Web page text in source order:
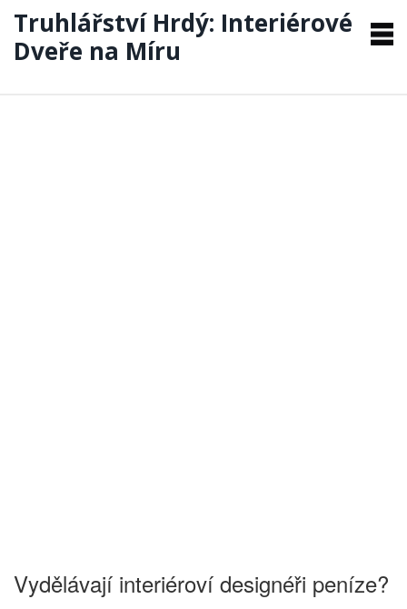
Truhlářství Hrdý: Interiérové
Dveře na Míru
Vydělávají interiéroví designéři peníze?